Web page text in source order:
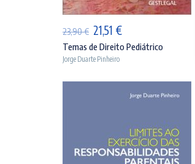
23,90€ O
preço
original
era:
21,51 €O
preço
é:
21,51 €.
Temas de Direito Pediátrico
Jorge Duarte Pinheiro